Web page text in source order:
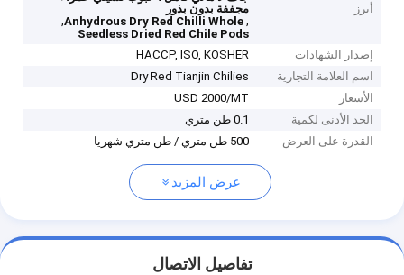
أبرز
مجففة بدون بذور
,
Anhydrous Dry Red Chilli Whole
,
Seedless Dried Red Chile Pods
إصدار الشهادات
HACCP, ISO, KOSHER
اسم العلامة التجارية
Dry Red Tianjin Chilies
الأسعار
USD 2000/MT
الحد الأدنى لكمية
0.1 طن متري
القدرة على العرض
500 طن متري / طن متري شهريا
عرض المزيد
تفاصيل الاتصال